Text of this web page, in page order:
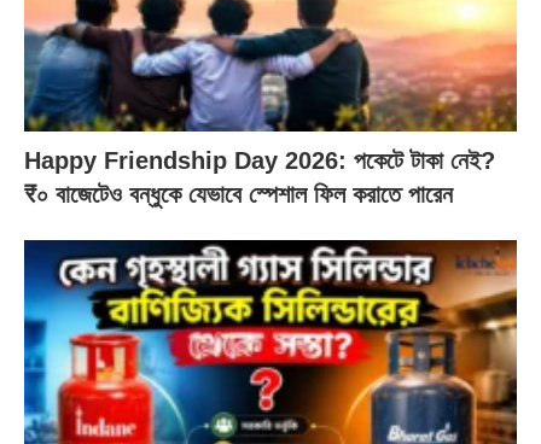
Happy Friendship Day 2026: পকেটে টাকা নেই?
₹০ বাজেটেও বন্ধুকে যেভাবে স্পেশাল ফিল করাতে পারেন